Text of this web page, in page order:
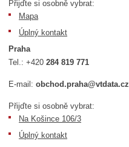
Přijďte si osobně vybrat:
Mapa
Úplný kontakt
Praha
Tel.:+420284 819 771
E-mail:obchod.praha@vtdata.cz
Přijďte si osobně vybrat:
Na Košince 106/3
Úplný kontakt